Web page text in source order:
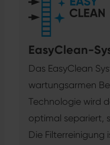
EasyClean-
Das EasyClean
wartungsarmen
Technologie wird
optimal separiert,
Die Filterreinigung